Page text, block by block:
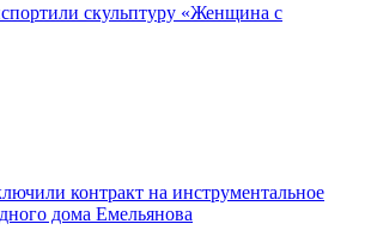
скульптуру «Женщина с
контракт на инструментальное
дома Емельянова